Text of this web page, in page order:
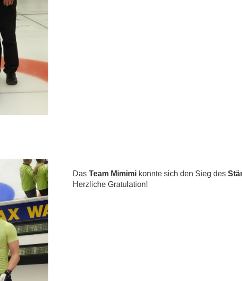
Das Team Mimimikonnte sich den Sieg des
Herzliche Gratulation!